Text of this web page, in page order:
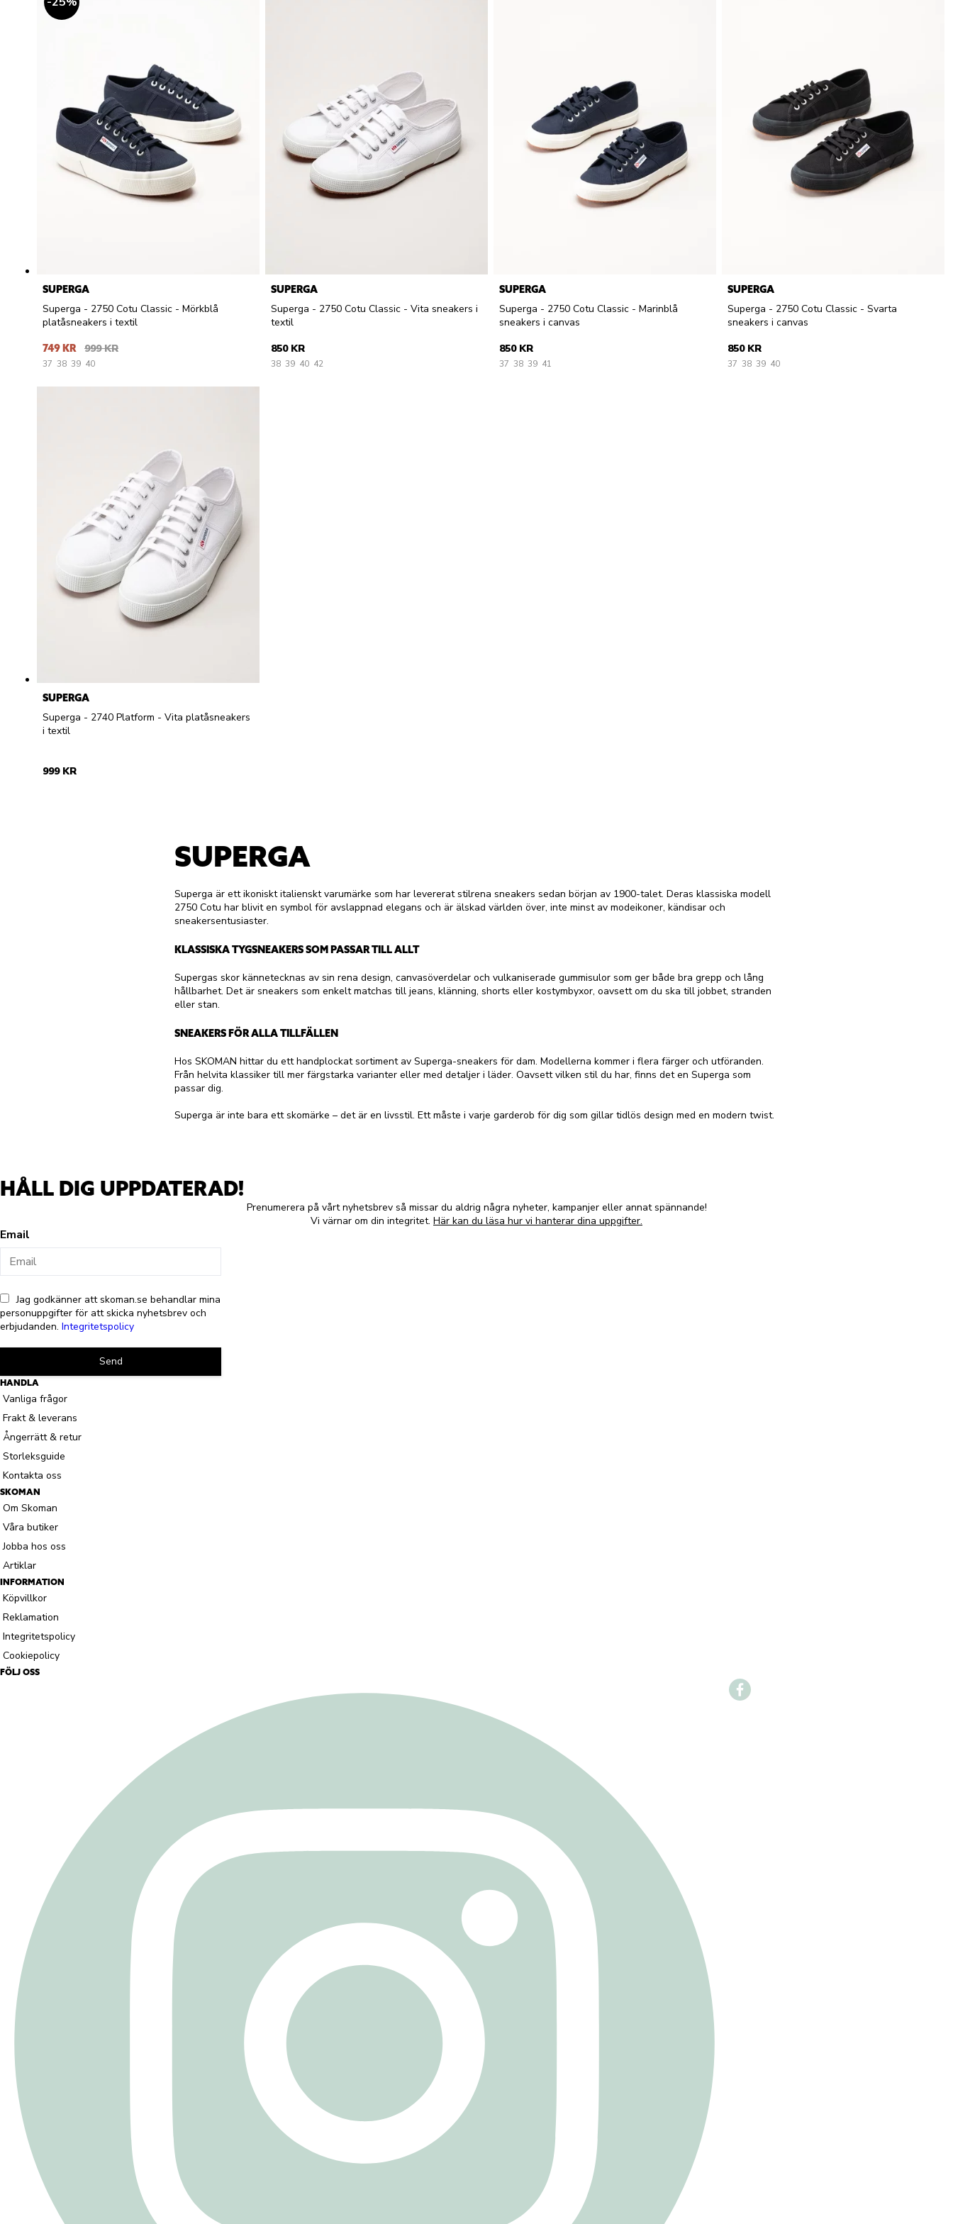
SUPERGA
Superga - 2750 Cotu Classic - Mörkblå
platåsneakers i textil
749 KR 999 KR
37 38 39 40
SUPERGA
Superga - 2750 Cotu Classic - Vita sneakers i
textil
850 KR
38 39 40 42
SUPERGA
Superga - 2750 Cotu Classic - Marinblå
sneakers i canvas
850 KR
37 38 39 41
SUPERGA
Superga - 2750 Cotu Classic - Svarta
sneakers i canvas
850 KR
37 38 39 40
SUPERGA
Superga - 2740 Platform - Vita platåsneakers
i textil
999 KR
SUPERGA
Superga är ett ikoniskt italienskt varumärke som har levererat stilrena sneakers sedan början av 1900-talet. Deras klassiska modell
2750 Cotu har blivit en symbol för avslappnad elegans och är älskad världen över, inte minst av modeikoner, kändisar och
sneakersentusiaster.
KLASSISKA TYGSNEAKERS SOM PASSAR TILL ALLT
Supergas skor kännetecknas av sin rena design, canvasöverdelar och vulkaniserade gummisulor som ger både bra grepp och lång
hållbarhet. Det är sneakers som enkelt matchas till jeans, klänning, shorts eller kostymbyxor, oavsett om du ska till jobbet, stranden
eller stan.
SNEAKERS FÖR ALLA TILLFÄLLEN
Hos SKOMAN hittar du ett handplockat sortiment av Superga-sneakers för dam. Modellerna kommer i flera färger och utföranden.
Från helvita klassiker till mer färgstarka varianter eller med detaljer i läder. Oavsett vilken stil du har, finns det en Superga som
passar dig.
Superga är inte bara ett skomärke – det är en livsstil. Ett måste i varje garderob för dig som gillar tidlös design med en modern twist.
HÅLL DIG UPPDATERAD!
Prenumerera på vårt nyhetsbrev så missar du aldrig några nyheter, kampanjer eller annat spännande!
Vi värnar om din integritet. Här kan du läsa hur vi hanterar dina uppgifter.
Email
Jag godkänner att skoman.se behandlar mina
personuppgifter för att skicka nyhetsbrev och
erbjudanden. Integritetspolicy
Send
HANDLA
Vanliga frågor
Frakt & leverans
Ångerrätt & retur
Storleksguide
Kontakta oss
SKOMAN
Om Skoman
Våra butiker
Jobba hos oss
Artiklar
INFORMATION
Köpvillkor
Reklamation
Integritetspolicy
Cookiepolicy
FÖLJ OSS